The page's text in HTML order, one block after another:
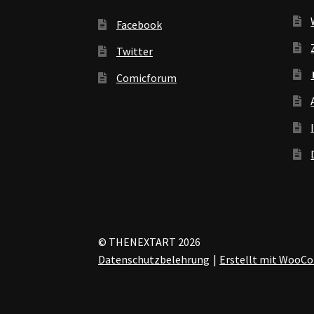
Facebook
Twitter
Comicforum
© THENEXTART 2026
Datenschutzbelehrung
Erstellt mit